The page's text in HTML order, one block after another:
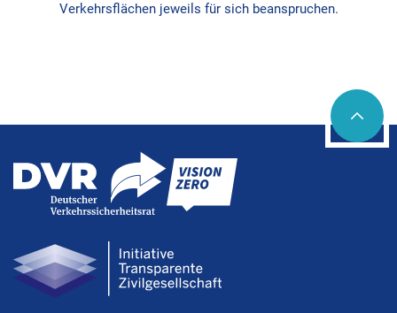
Verkehrsflächen jeweils für sich beanspruchen.